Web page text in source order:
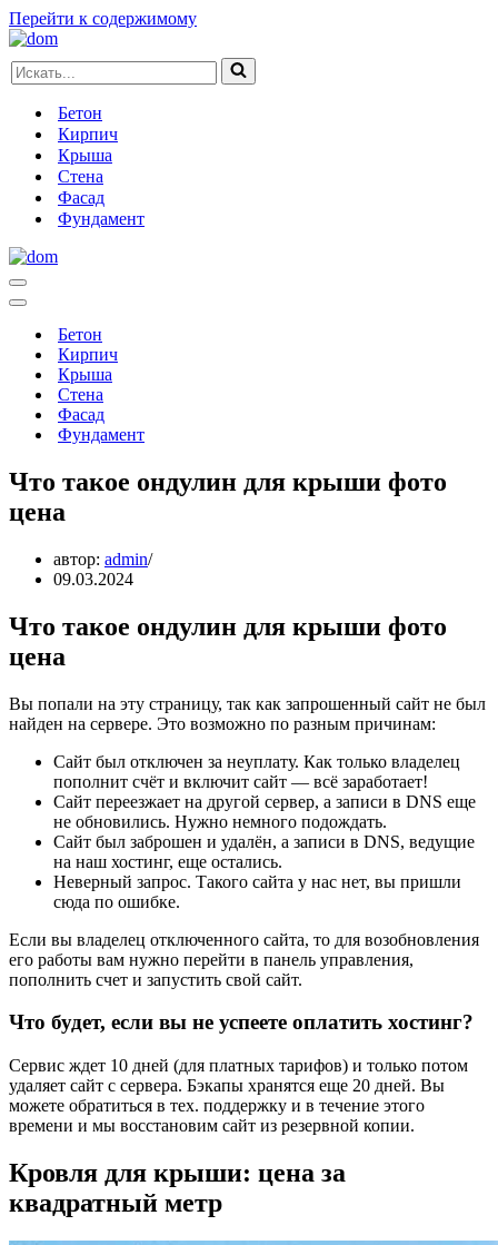
Перейти к содержимому
Искать...
Бетон
Кирпич
Крыша
Стена
Фасад
Фундамент
Меню
навигации
Меню
навигацииБетон
Кирпич
Крыша
Стена
Фасад
Фундамент
Что такое ондулин для крыши фото
цена
автор: admin
09.03.2024
Что такое ондулин для крыши фото
цена
Вы попали на эту страницу, так как запрошенный сайт не был
найден на сервере. Это возможно по разным причинам:
Сайт был отключен за неуплату. Как только владелец
пополнит счёт и включит сайт — всё заработает!
Сайт переезжает на другой сервер, а записи в DNS еще
не обновились. Нужно немного подождать.
Сайт был заброшен и удалён, а записи в DNS, ведущие
на наш хостинг, еще остались.
Неверный запрос. Такого сайта у нас нет, вы пришли
сюда по ошибке.
Если вы владелец отключенного сайта, то для возобновления
его работы вам нужно перейти в панель управления,
пополнить счет и запустить свой сайт.
Что будет, если вы не успеете оплатить хостинг?
Сервис ждет 10 дней (для платных тарифов) и только потом
удаляет сайт с сервера. Бэкапы хранятся еще 20 дней. Вы
можете обратиться в тех. поддержку и в течение этого
времени и мы восстановим сайт из резервной копии.
Кровля для крыши: цена за
квадратный метр